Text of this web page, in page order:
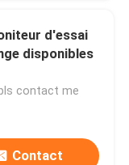
d'essai
disponibles
contact me
Contact